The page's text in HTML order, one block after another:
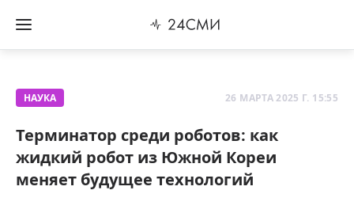
НАУКА 26 МАРТА 2025 Г. 15:55
Терминатор среди роботов: как
жидкий робот из Южной Кореи
меняет будущее технологий